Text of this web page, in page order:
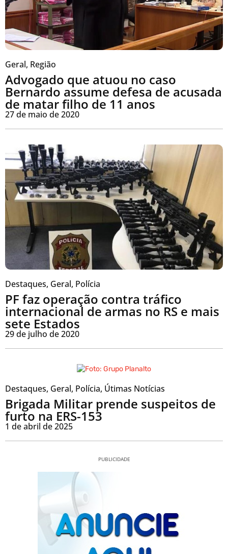
Geral, Região
Advogado que atuou no caso
Bernardo assume defesa de acusada
de matar filho de 11 anos
27 de maio de 2020
Destaques, Geral, Polícia
PF faz operação contra tráfico
internacional de armas no RS e mais
sete Estados
29 de julho de 2020
Destaques, Geral, Polícia, Útimas Notícias
Brigada Militar prende suspeitos de
furto na ERS-153
1 de abril de 2025
PUBLICIDADE